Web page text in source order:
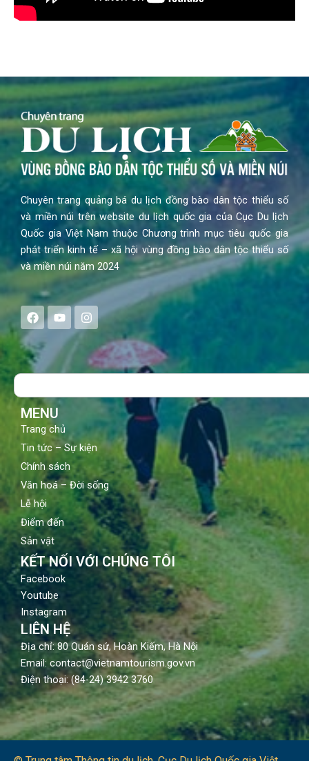
Chuyên trang quảng bá du lịch đồng bào dân tộc thiểu số
và miền núi trên website du lịch quốc gia của Cục Du lịch
Quốc gia Việt Nam thuộc Chương trình mục tiêu quốc gia
phát triển kinh tế – xã hội vùng đồng bào dân tộc thiểu số
và miền núi năm 2024
F
a
e
b
o
Y
o
t
u
b
I
n
s
a
g
Search
MENU
Trang chủ
Tin tức – Sự kiện
Chính sách
Văn hoá – Đời sống
Lễ hội
Điểm đến
Sản vật
KẾT NỐI VỚI CHÚNG TÔI
Facebook
Youtube
Instagram
LIÊN HỆ
Địa chỉ: 80 Quán sứ, Hoàn Kiếm, Hà Nội
Email: contact@vietnamtourism.gov.vn
Điện thoại: (84-24) 3942 3760